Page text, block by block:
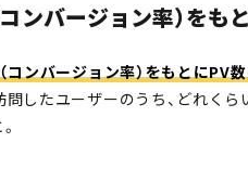
コンバージョン率）をも
コンバージョン率）をもとにPV
したユーザーのうち、どれく